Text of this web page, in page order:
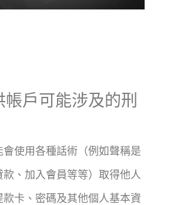
戶可能涉及的刑
會使用各種話術（例如聲稱是
款、加入會員等等）取得他人
款卡、密碼及其他個人基本資